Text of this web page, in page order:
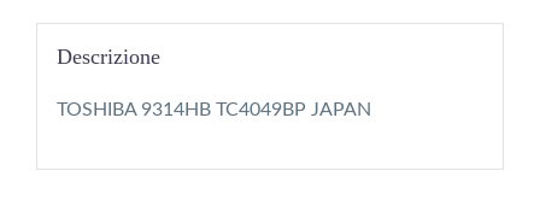
Descrizione
TOSHIBA 9314HB TC4049BP JAPAN